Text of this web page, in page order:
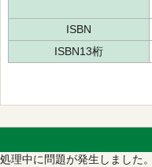
ISBN
ISBN13桁
処理中に問題が発生しました。